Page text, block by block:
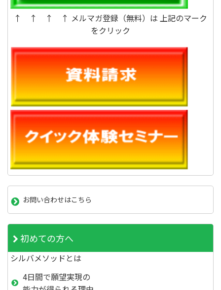
↑ ↑ ↑ ↑ メルマガ登録（無料）は 上記のマーク
をクリック
お問い合わせはこちら
初めての方へ
シルバメソッドとは
4日間で願望実現の